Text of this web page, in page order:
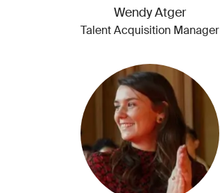
Wendy Atger
Talent Acquisition Manager